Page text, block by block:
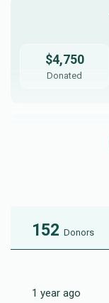
$4,750
Donated
$4,154
152 Donors
1 year ago